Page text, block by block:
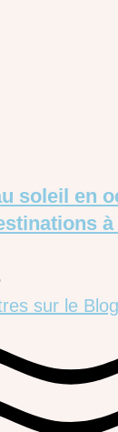
soleil en
sur le Blog